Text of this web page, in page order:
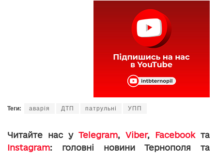
Теги: аварія ДТП патрульні УПП
Читайте нас у Telegram, Viber, Facebookта
Instagram: головні новини Тернополя та